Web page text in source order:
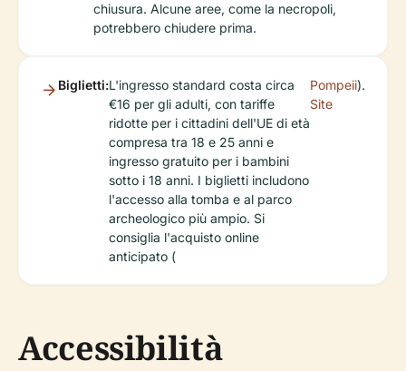
chiusura. Alcune aree, come la necropoli,
potrebbero chiudere prima.
Biglietti:L'ingresso standard costa circa
€16 per gli adulti, con tariffe
ridotte per i cittadini dell'UE di età
compresa tra 18 e 25 anni e
ingresso gratuito per i bambini
sotto i 18 anni. I biglietti includono
l'accesso alla tomba e al parco
archeologico più ampio. Si
consiglia l'acquisto online
anticipato (
Pompeii
Site
).
Accessibilità